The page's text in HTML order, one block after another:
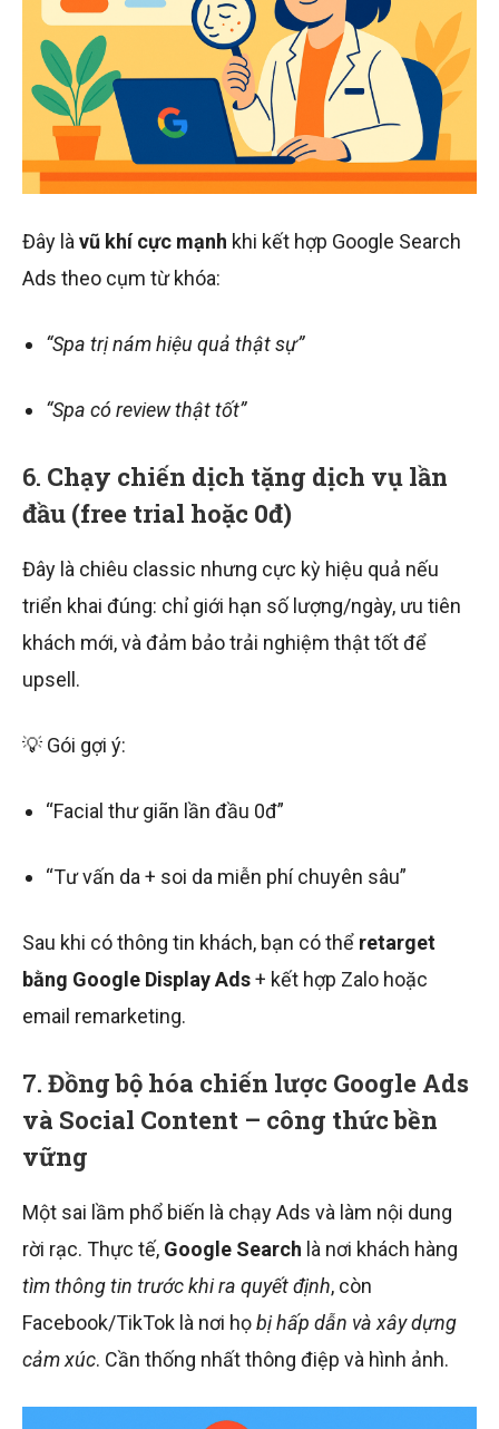
Đây là vũ khí cực mạnh khi kết hợp Google Search
Ads theo cụm từ khóa:
“Spa trị nám hiệu quả thật sự”
“Spa có review thật tốt”
6. Chạy chiến dịch tặng dịch vụ lần
đầu (free trial hoặc 0đ)
Đây là chiêu classic nhưng cực kỳ hiệu quả nếu
triển khai đúng: chỉ giới hạn số lượng/ngày, ưu tiên
khách mới, và đảm bảo trải nghiệm thật tốt để
upsell.
💡 Gói gợi ý:
“Facial thư giãn lần đầu 0đ”
“Tư vấn da + soi da miễn phí chuyên sâu”
Sau khi có thông tin khách, bạn có thể retarget
bằng Google Display Ads+ kết hợp Zalo hoặc
email remarketing.
7. Đồng bộ hóa chiến lược Google Ads
và Social Content – công thức bền
vững
Một sai lầm phổ biến là chạy Ads và làm nội dung
rời rạc. Thực tế, Google Search là nơi khách hàng
tìm thông tin trước khi ra quyết định, còn
Facebook/TikTok là nơi họbị hấp dẫn và xây dựng
cảm xúc. Cần thống nhất thông điệp và hình ảnh.